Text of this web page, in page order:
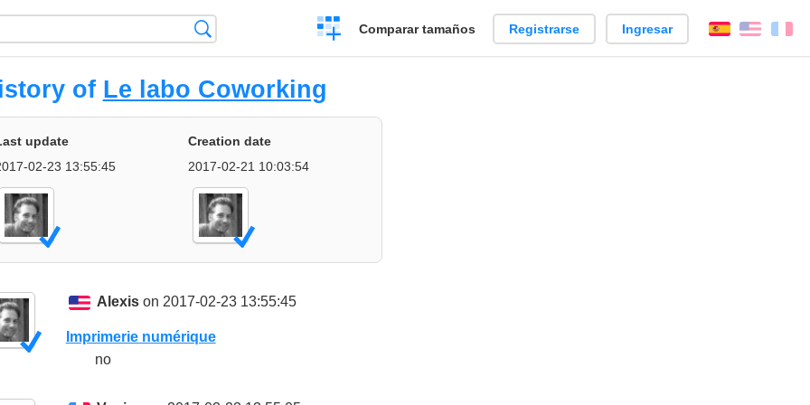
Crear
una
Comparar tamaños Registrarse Ingresar EspañolEnglish
of Le labo Coworking
update
02-23 13:55:45
Creation date
2017-02-21 10:03:54
Alexis on 2017-02-23 13:55:45
Imprimerie numérique
no